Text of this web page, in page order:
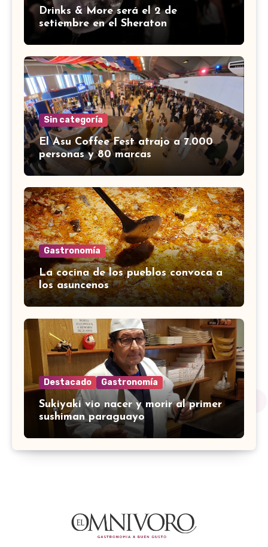
Drinks & More será el 2 de
setiembre en el Sheraton
Sin categoría
El Asu Coffee Fest atrajo a 7.000
personas y 80 marcas
Gastronomía
La cocina de los pueblos convoca a
los asuncenos
Destacado Gastronomía
Sukiyaki vio nacer y morir al primer
sushiman paraguayo